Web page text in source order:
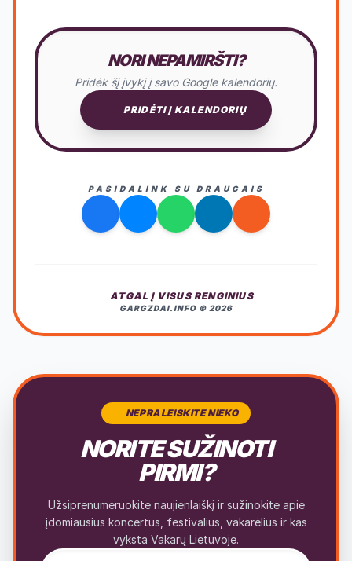
NORI NEPAMIRŠTI?
Pridėk šį įvykį į savo Google kalendorių.
PRIDĖTI Į KALENDORIŲ
PASIDALINK SU DRAUGAIS
ATGAL Į VISUS RENGINIUS
GARGZDAI.INFO © 2026
NEPRALEISKITE NIEKO
NORITE SUŽINOTI
PIRMI?
Užsiprenumeruokite naujienlaiškį ir sužinokite apie
įdomiausius koncertus, festivalius, vakarėlius ir kas
vyksta Vakarų Lietuvoje.
El. pašto adresas naujienlaiškiui